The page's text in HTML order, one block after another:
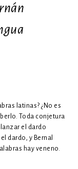
latinas? ¿No es
Toda conjetura
el dardo
dardo, y Bernal
hay veneno.